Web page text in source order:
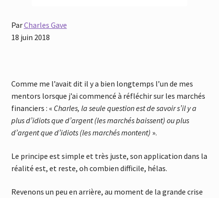
ParCharles Gave
18 juin 2018
Comme me l’avait dit il y a bien longtemps l’un de mes
mentors lorsque j’ai commencé à réfléchir sur les marchés
financiers : « Charles, la seule question est de savoir s’il y a
plus d’idiots que d’argent (les marchés baissent) ou plus
d’argent que d’idiots (les marchés montent) ».
Le principe est simple et très juste, son application dans la
réalité est, et reste, oh combien difficile, hélas.
Revenons un peu en arrière, au moment de la grande crise